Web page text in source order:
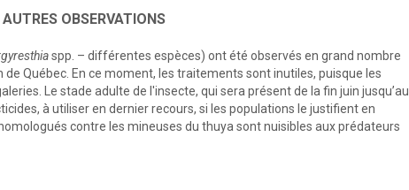
AUTRES OBSERVATIONS
spp. – différentes espèces) ont été observés en grand nombre
Québec. En ce moment, les traitements sont inutiles, puisque les
Le stade adulte de l'insecte, qui sera présent de la fin juin jusqu’au
à utiliser en dernier recours, si les populations le justifient en
contre les mineuses du thuya sont nuisibles aux prédateurs